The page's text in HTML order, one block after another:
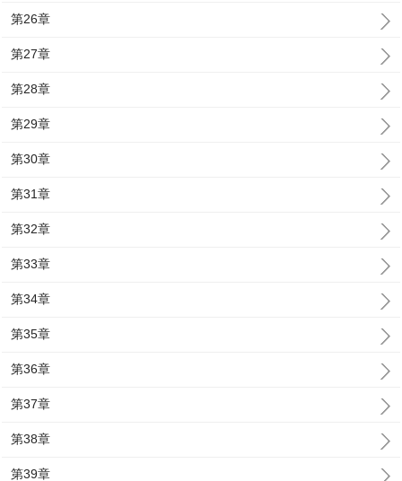
第26章
第27章
第28章
第29章
第30章
第31章
第32章
第33章
第34章
第35章
第36章
第37章
第38章
第39章